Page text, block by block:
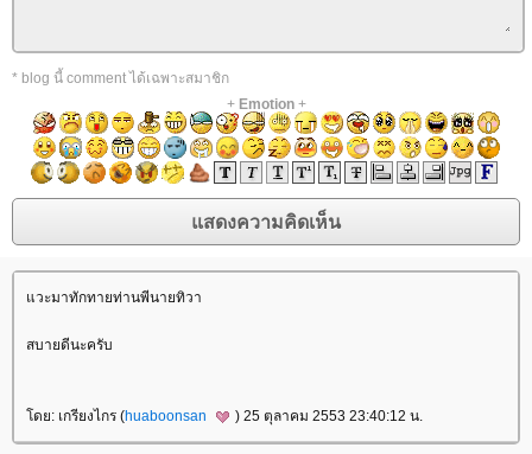
* blog นี้ comment ได้เฉพาะสมาชิก
+ Emotion+
วะมาทักทายท่านพีนายทิวา
สบายดีนะครับ
ดย: เกรียงไกร (huaboonsan ) 25 ตุลาคม 2553 23:40:12 น.